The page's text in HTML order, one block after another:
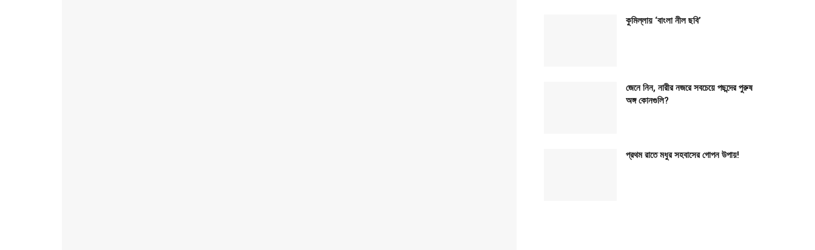
কুমিল্লায় ‘বাংলা নীল ছবি’
জেনে নিন, নারীর নজরে সবচেয়ে পছন্দের পুরুষ
অঙ্গ কোনগুলি?
প্রথম রাতে মধুর সহবাসের গোপন উপায়!